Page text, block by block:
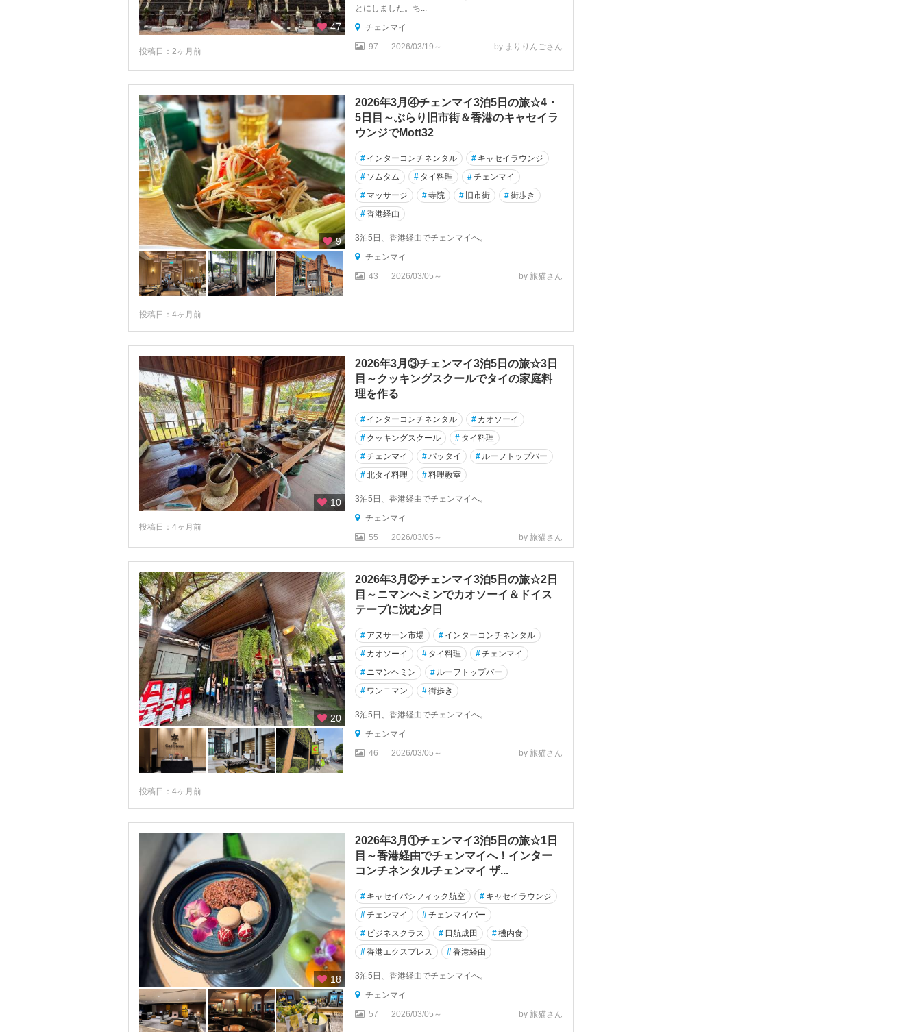
ナコーン・シー・タマラート
ナコーン・パトム
ナコーン・パノム
ナラーティワート
ナーン
ノーンカーイ
ハジャイ
パッタニー
パノム・ルン遺跡周辺
パンガン島
パーイ
ピッサヌローク
ピピ島
ピマーイ
ペッチャブリー
ムクダーハーン
メーサローン
メーサーイ
メーソート
メーホンソン
ヤソートーン
ヤラー
ラノーン
ラヨーン
ランタ島
ランパーン
ランプーン
リペ島
ロッブリー
ローイエット
47
投稿日：2ヶ月前
とにしました。ち...
チェンマイ
97
2026/03/19～ by まりりんごさん
9
投稿日：4ヶ月前
2026年3月④チェンマイ3泊5日の旅☆4・
5日目～ぶらり旧市街＆香港のキャセイラ
ウンジでMott32
# インターコンチネンタル # キャセイラウンジ
# ソムタム # タイ料理 #チェンマイ
# マッサージ #寺院 # 旧市街 #街歩き
#香港経由
3泊5日、香港経由でチェンマイへ。
チェンマイ
43
2026/03/05～ by 旅猫さん
10
投稿日：4ヶ月前
2026年3月③チェンマイ3泊5日の旅☆3日
目～クッキングスクールでタイの家庭料
理を作る
# インターコンチネンタル # カオソーイ
# クッキングスクール # タイ料理
#チェンマイ #パッタイ # ルーフトップバー
#北タイ料理 #料理教室
3泊5日、香港経由でチェンマイへ。
チェンマイ
55
2026/03/05～ by 旅猫さん
20
投稿日：4ヶ月前
2026年3月②チェンマイ3泊5日の旅☆2日
目～ニマンヘミンでカオソーイ＆ドイス
テープに沈む夕日
# アヌサーン市場 # インターコンチネンタル
# カオソーイ # タイ料理 #チェンマイ
# ニマンヘミン # ルーフトップバー
# ワンニマン #街歩き
3泊5日、香港経由でチェンマイへ。
チェンマイ
46
2026/03/05～ by 旅猫さん
18
2026年3月①チェンマイ3泊5日の旅☆1日
目～香港経由でチェンマイへ！インター
コンチネンタルチェンマイ ザ...
# キャセイパシフィック航空 # キャセイラウンジ
#チェンマイ #チェンマイバー
# ビジネスクラス # 日航成田 #機内食
#香港エクスプレス #香港経由
3泊5日、香港経由でチェンマイへ。
チェンマイ
57
2026/03/05～ by 旅猫さん